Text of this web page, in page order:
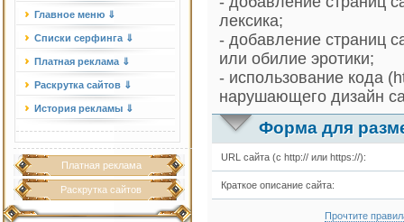
Главное меню ⇓
Списки серфинга ⇓
Платная реклама ⇓
Раскрутка сайтов ⇓
История рекламы ⇓
Платная реклама
Раскрутка сайтов
лексика;
- добавление страниц
или обилие эротики;
- использование кода
нарушающего дизайн
Форма для
URL сайта (с http:// или https://):
Краткое описание сайта:
Прочтите